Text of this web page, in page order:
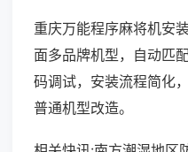
重庆万能程序麻将机安
面多品牌机型，自动匹
码调试，安装流程简化
普通机型改造。